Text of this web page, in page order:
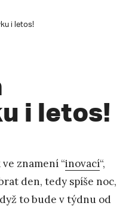
i letos!
i letos!
znamení “inovací“,
den, tedy spíše noc,
to bude v týdnu od